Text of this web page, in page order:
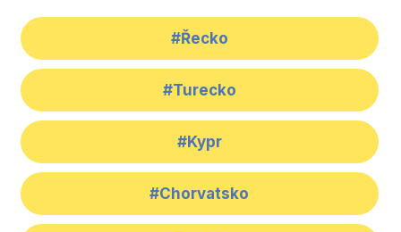
#Řecko
#Turecko
#Kypr
#Chorvatsko